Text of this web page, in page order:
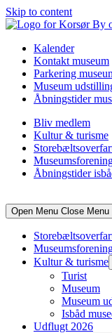
Skip to content
Kalender
Kontakt museum
Parkering
Museum
Åbningstider
Bliv medlem
Kultur & turisme
Åbningstider
Open Menu Close Menu
Kultur & turisme
Turist
Museum
Museum
Isbåd
Udflugt 2026